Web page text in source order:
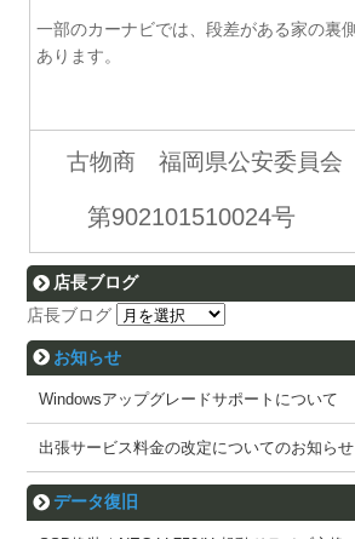
一部のカーナビでは、段差がある家の裏
あります。
古物商 福岡県公安委員会
第902101510024号
店長ブログ
店長ブログ
お知らせ
Windowsアップグレードサポートについて
出張サービス料金の改定についてのお知らせ
データ復旧